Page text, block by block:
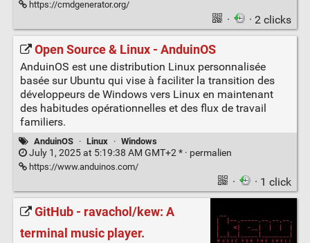
https://cmdgenerator.org/
· · 2 clicks
Open Source & Linux - AnduinOS
AnduinOS est une distribution Linux personnalisée
basée sur Ubuntu qui vise à faciliter la transition des
développeurs de Windows vers Linux en maintenant
des habitudes opérationnelles et des flux de travail
familiers.
AnduinOS · Linux · Windows
July 1, 2025 at 5:19:38 AM GMT+2 * · permalien
https://www.anduinos.com/
· · 1 click
GitHub - ravachol/kew: A
terminal music player.